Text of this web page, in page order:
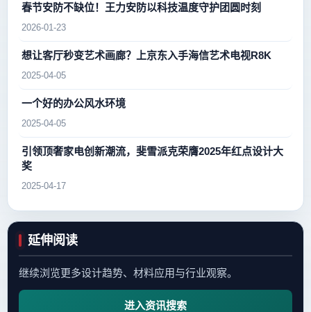
春节安防不缺位！王力安防以科技温度守护团圆时刻
2026-01-23
想让客厅秒变艺术画廊？上京东入手海信艺术电视R8K
2025-04-05
一个好的办公风水环境
2025-04-05
引领顶奢家电创新潮流，斐雪派克荣膺2025年红点设计大
奖
2025-04-17
延伸阅读
继续浏览更多设计趋势、材料应用与行业观察。
进入资讯搜索